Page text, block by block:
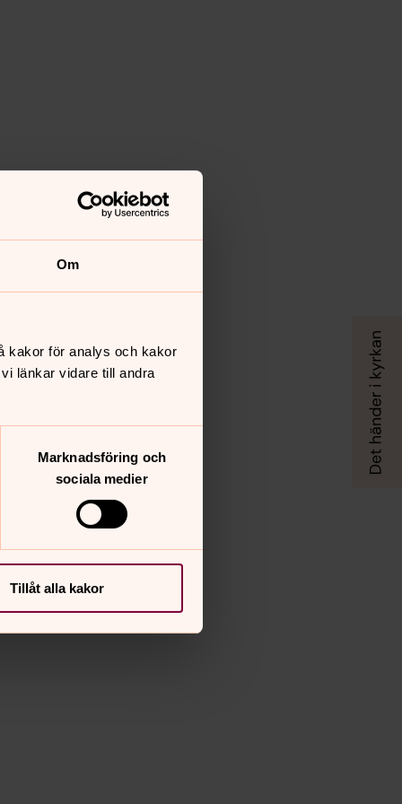
Om
kakor för analys och kakor
länkar vidare till andra
Marknadsföring och
sociala medier
Tillåt alla kakor